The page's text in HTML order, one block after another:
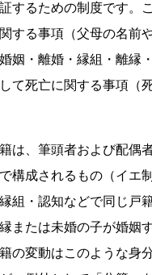
するための制度です。
する事項（父母の名前
姻・離婚・縁組・離縁
て死亡に関する事項（
は、筆頭者および配偶
構成されるもの（イエ
組・認知などで同じ戸
または未婚の子が婚姻
の変動はこのような身